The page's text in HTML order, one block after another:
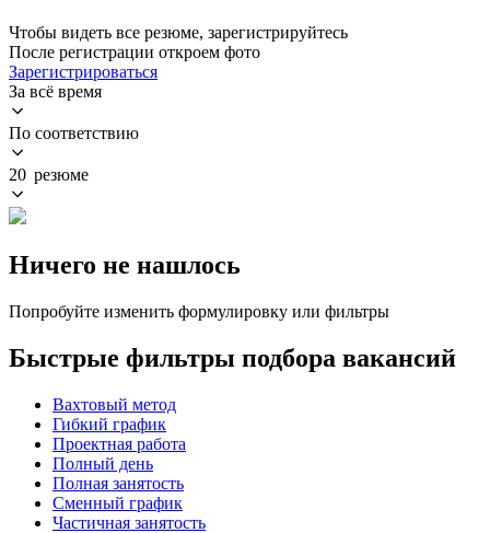
Чтобы видеть все резюме, зарегистрируйтесь
После регистрации откроем фото
Зарегистрироваться
За всё время
По соответствию
20 резюме
Ничего не нашлось
Попробуйте изменить формулировку или фильтры
Быстрые фильтры подбора вакансий
Вахтовый метод
Гибкий график
Проектная работа
Полный день
Полная занятость
Сменный график
Частичная занятость